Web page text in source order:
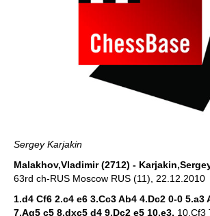
Sergey Karjakin
Malakhov,Vladimir (2712) -
63rd ch-RUS Moscow RUS (11), 22.12.2010
1.d4 Cf6 2.c4 e6 3.Cc3 Ab4 4.Dc2 0-0 5.a3
7.Ag5 c5 8.dxc5 d4 9.Dc2 e5 10.e3. 10.Cf3